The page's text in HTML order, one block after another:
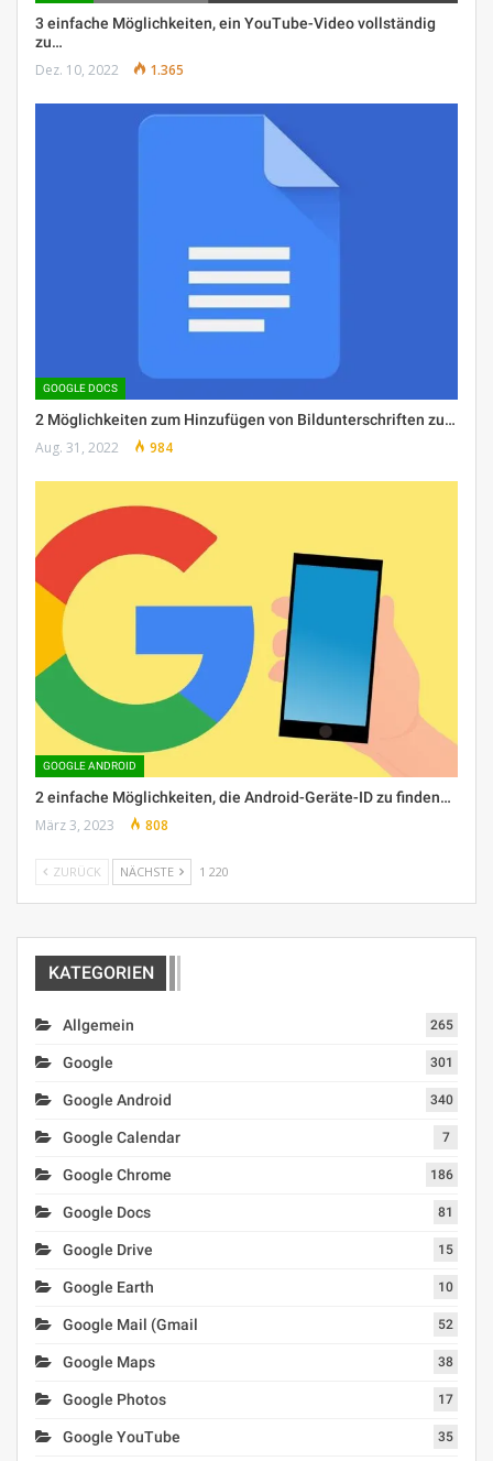
3 einfache Möglichkeiten, ein YouTube-Video vollständig
zu…
Dez. 10, 2022 1.365
GOOGLE DOCS
2 Möglichkeiten zum Hinzufügen von Bildunterschriften zu…
Aug. 31, 2022 984
GOOGLE ANDROID
2 einfache Möglichkeiten, die Android-Geräte-ID zu finden…
März 3, 2023 808
ZURÜCK NÄCHSTE 1 220
KATEGORIEN
Allgemein 265
Google 301
Google Android 340
Google Calendar 7
Google Chrome 186
Google Docs 81
Google Drive 15
Google Earth 10
Google Mail (Gmail 52
Google Maps 38
Google Photos 17
Google YouTube 35